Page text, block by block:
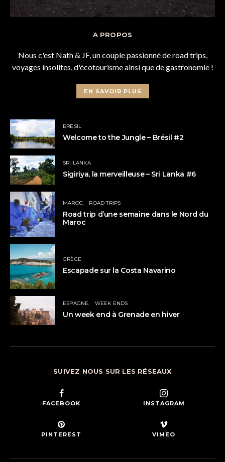
A PROPOS
Nous c'est Nath & JF, un couple passionné de road trips,
voyages insolites, d'écotourisme ainsi que de gastronomie !
EN SAVOIR PLUS
BRÉSIL
Welcome to the Jungle – Brésil #2
SRI LANKA
Sigiriya, la merveilleuse – Sri Lanka #6
MAROC ROAD TRIPS
Road trip d’une semaine dans le Nord du
Maroc
GRÈCE
Escapade sur la Costa Navarino
ESPAGNE WEEK ENDS
Un week end à Grenade en hiver
SUIVEZ NOUS SUR LES RÉSEAUX
FACEBOOK INSTAGRAM
PINTEREST VIMEO